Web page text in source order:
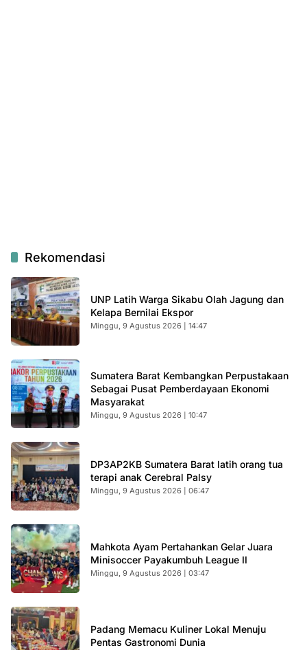
Rekomendasi
UNP Latih Warga Sikabu Olah Jagung dan
Kelapa Bernilai Ekspor
Minggu, 9 Agustus 2026 | 14:47
Sumatera Barat Kembangkan Perpustakaan
Sebagai Pusat Pemberdayaan Ekonomi
Masyarakat
Minggu, 9 Agustus 2026 | 10:47
DP3AP2KB Sumatera Barat latih orang tua
terapi anak Cerebral Palsy
Minggu, 9 Agustus 2026 | 06:47
Mahkota Ayam Pertahankan Gelar Juara
Minisoccer Payakumbuh League II
Minggu, 9 Agustus 2026 | 03:47
Padang Memacu Kuliner Lokal Menuju
Pentas Gastronomi Dunia